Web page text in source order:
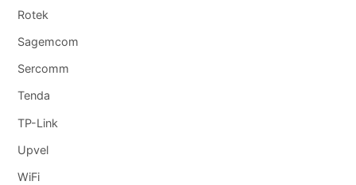
Rotek
Sagemcom
Sercomm
Tenda
TP-Link
Upvel
WiFi